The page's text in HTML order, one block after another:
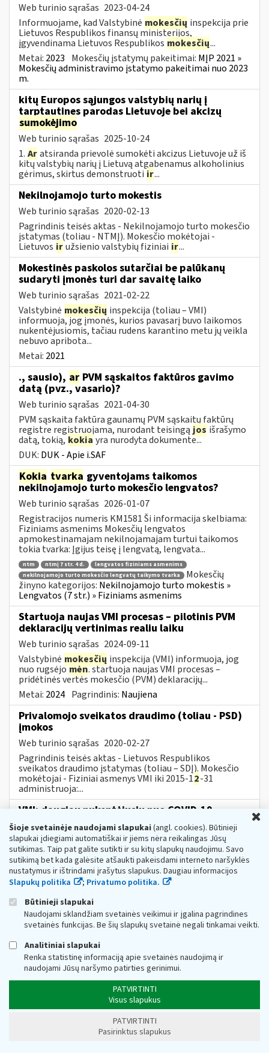
Web turinio sąrašas 2023-04-24
Informuojame, kad Valstybinė mokesčių inspekcija prie
Lietuvos Respublikos finansų ministerijos,
įgyvendinama Lietuvos Respublikos mokesčių...
Metai: 2023 Mokesčių įstatymų pakeitimai: MĮP 2021 »
Mokesčių administravimo įstatymo pakeitimai nuo 2023
m.
kitų Europos sąjungos valstybių narių į
tarptautines parodas Lietuvoje bei akcizų
sumokėjimo
Web turinio sąrašas 2025-10-24
1. Aratsiranda prievolė sumokėti akcizus Lietuvoje už iš
kitų valstybių narių į Lietuvą atgabenamus alkoholinius
gėrimus, skirtus demonstruoti ir...
Nekilnojamojo turto mokestis
Web turinio sąrašas 2020-02-13
Pagrindinis teisės aktas - Nekilnojamojo turto mokesčio
įstatymas (toliau - NTMĮ). Mokesčio mokėtojai -
Lietuvos iružsienio valstybių fiziniai ir...
Mokestinės paskolos sutarčiai be palūkanų
sudaryti įmonės turi dar savaitę laiko
Web turinio sąrašas 2021-02-22
Valstybinė mokesčių inspekcija (toliau – VMI)
informuoja, jog įmonės, kurios pavasarį buvo laikomos
nukentėjusiomis, tačiau rudens karantino metu jų veikla
nebuvo apribota...
Metai: 2021
., sausio), ar PVM sąskaitos faktūros gavimo
datą (pvz., vasario)?
Web turinio sąrašas 2021-04-30
PVM sąskaita faktūra gaunamų PVM sąskaitų faktūrų
registre registruojama, nurodant teisingą jos išrašymo
datą, tokią, kokia yra nurodyta dokumente...
DUK: DUK - Apie i.SAF
Kokia tvarka gyventojams taikomos
nekilnojamojo turto mokesčio lengvatos?
Web turinio sąrašas 2026-01-07
Registracijos numeris KM1581 Ši informacija skelbiama:
Fiziniams asmenims Mokesčių lengvatos
apmokestinamajam nekilnojamajam turtui taikomos
tokia tvarka: Įgijus teisę į lengvatą, lengvata...
ntm ntmį 7 str. 4 d.
lengvatos fiziniams asmenims
nekilnojamojo turto mokesčio lengvatų taikymo tvarka
Mokesčių
žinyno kategorijos: Nekilnojamojo turto mokestis »
Lengvatos (7 str.) » Fiziniams asmenims
Startuoja naujas VMI procesas – pilotinis PVM
deklaracijų vertinimas realiu laiku
Web turinio sąrašas 2024-09-11
Valstybinė mokesčių inspekcija (VMI) informuoja, jog
nuo rugsėjomėn. startuoja naujas VMI procesas –
pridėtinės vertės mokesčio (PVM) deklaracijų...
Metai: 2024 Pagrindinis: Naujiena
Privalomojo sveikatos draudimo (toliau - PSD)
įmokos
Web turinio sąrašas 2020-02-27
Pagrindinis teisės aktas - Lietuvos Respublikos
sveikatos draudimo įstatymas (toliau – SDĮ). Mokesčio
mokėtojai - Fiziniai asmenys VMI iki 2015-12-31
administruoja:...
VMI: daugiau nukentėjusių nuo COVID-19
verslininkų gali teikti paraišką subsidijai
Web turinio sąrašas 2021-04-07
Valstybinė mokesčių inspekcija (toliau – VMI)
informuoja, jog įsigaliojus subsidijų nuo COVID-19
nukentėjusioms įmonėms Aprašo pakeitimui,
individualioms įmonėms, mažosioms bendrijoms,...
Metai:2021
DUK Dėl priemonės „subsidijos įmonėms,
veikiančioms itin paveiktuose sektoriuose“
Web turinio sąrašas
1.Koks teisės aktas reglamentuoja subsidijų skyrimą
įmonėms? Subsidijų įmonėms, veikiančioms itin
paveiktuose sektoriuose, lėšų skyrimoir
administravimo tvarkos aprašas...
Dėl tiesioginio PVMir(arba) akcizų lengvatų
Šioje svetainėje naudojami slapukai(angl. cookies). Būtinieji
slapukai įdiegiami automatiškai ir jiems nėra reikalingas Jūsų
sutikimas. Taip pat galite sutikti ir su kitų slapukų naudojimu. Savo
sutikimą bet kada galėsite atšaukti pakeisdami interneto naršyklės
nustatymus ir ištrindami įrašytus slapukus. Daugiau informacijos
Slapukų politika
; Privatumo politika.
Būtinieji slapukai
Naudojami sklandžiam svetainės veikimui ir įgalina pagrindines
svetainės funkcijas. Be šių slapukų svetainė negali tinkamai veikti.
Analitiniai slapukai
Renka statistinę informaciją apie svetainės naudojimą ir
naudojami Jūsų naršymo patirties gerinimui.
PATVIRTINTI
Visus slapukus
PATVIRTINTI
Pasirinktus slapukus